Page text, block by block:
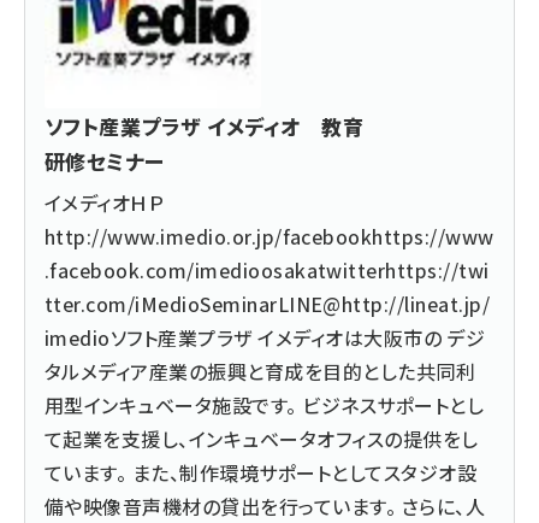
ソフト産業プラザ イメディオ 教育
研修セミナー
イメディオＨＰ
http://www.imedio.or.jp/facebookhttps://www
.facebook.com/imedioosakatwitterhttps://twi
tter.com/iMedioSeminarLINE@http://lineat.jp/
imedioソフト産業プラザ イメディオは大阪市の デジ
タルメディア産業の振興と育成を目的とした共同利
用型インキュベータ施設です。 ビジネスサポートとし
て起業を支援し、インキュベータオフィスの提供をし
ています。 また、制作環境サポートとしてスタジオ設
備や映像音声機材の貸出を行っています。 さらに、人